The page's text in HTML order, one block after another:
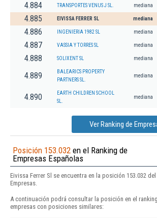
4.884 TRANSPORTES VENUS J SL. mediana
4.885 EIVISSA FERRER SL mediana
4.886 INGENIERIA 1982 SL mediana
4.887 VASSIA Y TORRES SL mediana
4.888 SOLIXENT SL mediana
4.889
BALEARICS PROPERTY
PARTNERS SL.
mediana
4.890
EARTH CHILDREN SCHOOL
SL.
mediana
Ver Ranking de
Posición 153.032 en el Ranking de
Empresas Españolas
Eivissa Ferrer Sl se encuentra en la posición 153.032
Empresas.
A continuación podrá consultar la posición en el
empresas con posiciones similares: